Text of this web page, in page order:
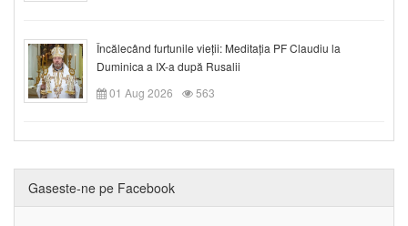
Încălecând furtunile vieții: Meditația PF Claudiu la
Duminica a IX-a după Rusalii
01 Aug 2026
563
Gaseste-ne pe Facebook